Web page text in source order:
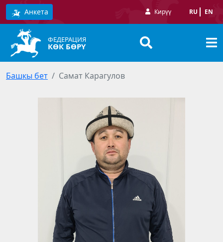
Анкета Кирүү RU EN
ФЕДЕРАЦИЯ
КӨК БӨРҮ
Башкы бет Самат Карагулов